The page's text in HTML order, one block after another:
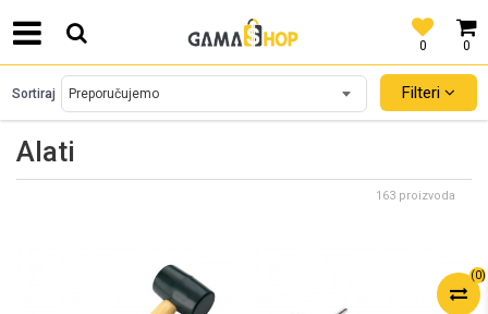
0
0
SIGURNO PLAĆANJE PLATNIM KARTICAMA!
(0)
Alati
Sortiraj Filteri
163 proizvoda